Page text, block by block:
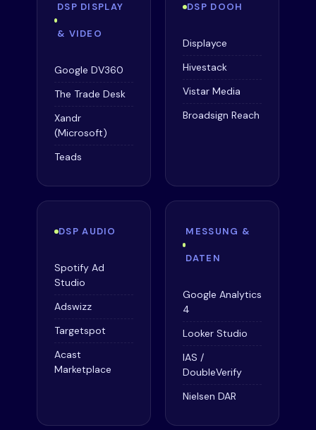
DSP DISPLAY
& VIDEO
Google DV360
The Trade Desk
Xandr
(Microsoft)
Teads
DSP DOOH
Displayce
Hivestack
Vistar Media
Broadsign Reach
DSP AUDIO
Spotify Ad
Studio
Adswizz
Targetspot
Acast
Marketplace
MESSUNG &
DATEN
Google Analytics
4
Looker Studio
IAS /
DoubleVerify
Nielsen DAR